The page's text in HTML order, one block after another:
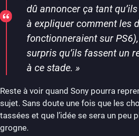
dû annoncer ça tant
à expliquer comment les
fonctionneraient sur
surpris qu’ils fassent un
à ce stade. »
Reste à voir quand Sony pourra
sujet. Sans doute une fois que les
tassées et que l’idée se sera un peu
grogne.